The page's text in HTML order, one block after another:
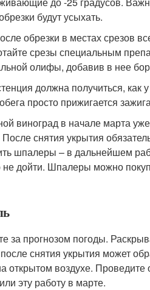
будут усыхать.
обрезки в местах срезов
срезы специальным
олифы, добавив в нее
должна получиться,
просто прижигается
виноград в начале марта
снятия укрытия
шпалеры – в дальнейшем
не дойти. Шпалеры можно
за прогнозом погоды.
после снятия укрытия может
открытом воздухе.
эту работу в марте.